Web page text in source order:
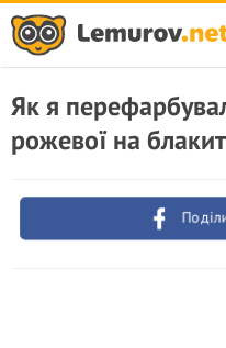
Як я
рожевої на